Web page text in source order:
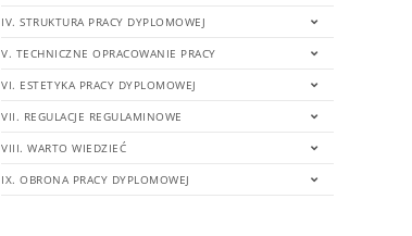
IV. STRUKTURA PRACY DYPLOMOWEJ
V. TECHNICZNE OPRACOWANIE PRACY
VI. ESTETYKA PRACY DYPLOMOWEJ
VII. REGULACJE REGULAMINOWE
VIII. WARTO WIEDZIEĆ
IX. OBRONA PRACY DYPLOMOWEJ